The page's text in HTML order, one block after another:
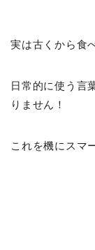
実は古くから食
日常的に使う言
りません！
これを機にスマ